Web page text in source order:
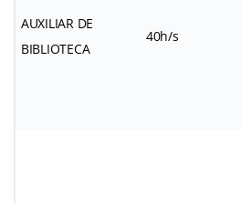
AUXILIAR DE
BIBLIOTECA
40h/s